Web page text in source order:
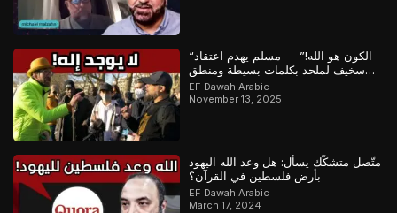
“الكون هو الله!” — مسلم يهدم اعتقاد
سخيف لملحد بكلمات بسيطة ومنطق
مذهل
EF Dawah Arabic
November 13, 2025
متّصل متشكّك يسأل: هل وعد الله اليهود
بأرض فلسطين في القرآن؟
EF Dawah Arabic
March 17, 2024